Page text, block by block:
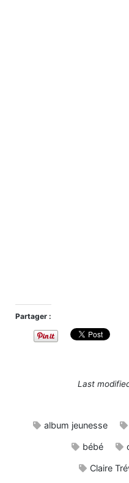
Partager :
Last
album jeunesse
bébé
Claire